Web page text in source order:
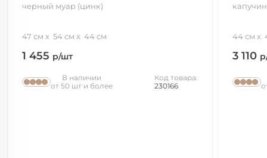
черный муар (цинк)
47 см 54 см 44 см
1 455 р/шт
В наличии
от 50 шт и более
Код товара:
230166
44 см
3 110